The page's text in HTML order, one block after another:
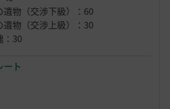
遺物（交渉下級）：60
遺物（交渉上級）：30
：30
ート